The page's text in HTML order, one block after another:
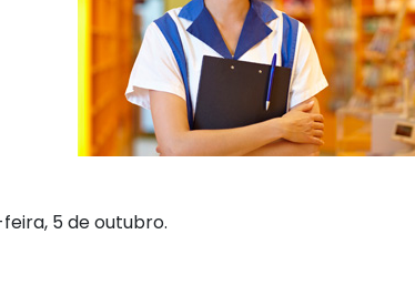
5 de outubro.